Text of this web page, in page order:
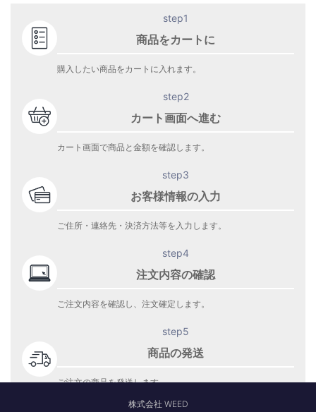
step1
商品をカートに
購入したい商品をカートに入れます。
step2
カート画面へ進む
カート画面で商品と金額を確認します。
step3
お客様情報の入力
ご住所・連絡先・決済方法等を入力します。
step4
注文内容の確認
ご注文内容を確認し、注文確定します。
step5
商品の発送
ご注文の商品を発送します。
株式会社 WEED